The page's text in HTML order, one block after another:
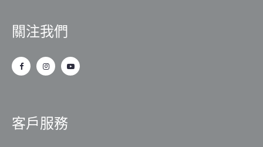
關注我們
客戶服務